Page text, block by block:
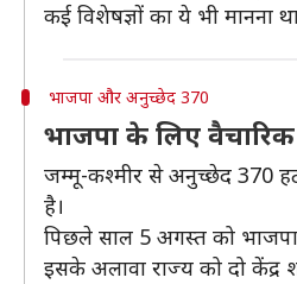
कई विशेषज्ञों का ये भी मानना
भाजपा और अनुच्छेद 370
भाजपा के लिए वैचारिक
जम्मू-कश्मीर से अनुच्छेद 370
है।
पिछले साल 5 अगस्त को
इसके अलावा राज्य को दो केंद्र